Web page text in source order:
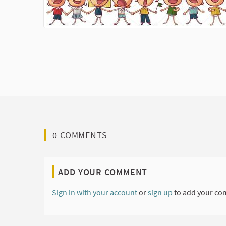
0 COMMENTS
ADD YOUR COMMENT
Sign in with your accountorsign up to add your